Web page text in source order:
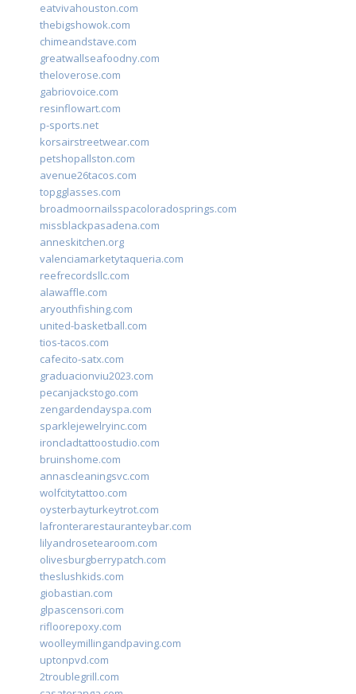
eatvivahouston.com
thebigshowok.com
chimeandstave.com
greatwallseafoodny.com
theloverose.com
gabriovoice.com
resinflowart.com
p-sports.net
korsairstreetwear.com
petshopallston.com
avenue26tacos.com
topgglasses.com
broadmoornailsspacoloradosprings.com
missblackpasadena.com
anneskitchen.org
valenciamarketytaqueria.com
reefrecordsllc.com
alawaffle.com
aryouthfishing.com
united-basketball.com
tios-tacos.com
cafecito-satx.com
graduacionviu2023.com
pecanjackstogo.com
zengardendayspa.com
sparklejewelryinc.com
ironcladtattoostudio.com
bruinshome.com
annascleaningsvc.com
wolfcitytattoo.com
oysterbayturkeytrot.com
lafronterarestauranteybar.com
lilyandrosetearoom.com
olivesburgberrypatch.com
theslushkids.com
giobastian.com
glpascensori.com
rifloorepoxy.com
woolleymillingandpaving.com
uptonpvd.com
2troublegrill.com